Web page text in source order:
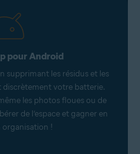
pour Android
supprimant les résidus et les
votre batterie.
les photos floues ou de
de l’espace et gagner en
organisation !